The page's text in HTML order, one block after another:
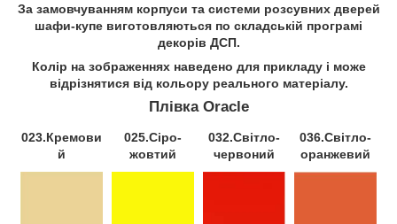
За замовчуванням корпуси та системи розсувних дверей
шафи-купе виготовляються по складській програмі
декорів ДСП.
Колір на зображеннях наведено для прикладу і може
відрізнятися від кольору реального матеріалу.
Плівка Oracle
023.Кремови
й
025.Сіро-
жовтий
032.Світло-
червоний
036.Світло-
оранжевий